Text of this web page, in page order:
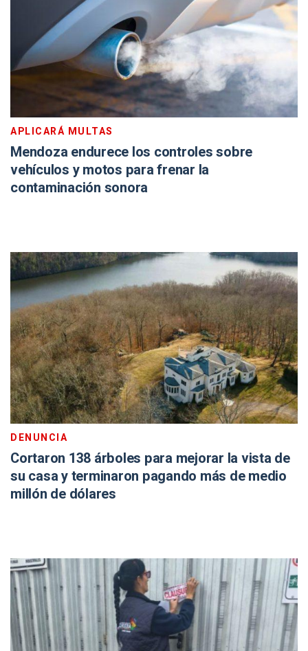
APLICARÁ MULTAS
Mendoza endurece los controles sobre
vehículos y motos para frenar la
contaminación sonora
DENUNCIA
Cortaron 138 árboles para mejorar la vista de
su casa y terminaron pagando más de medio
millón de dólares